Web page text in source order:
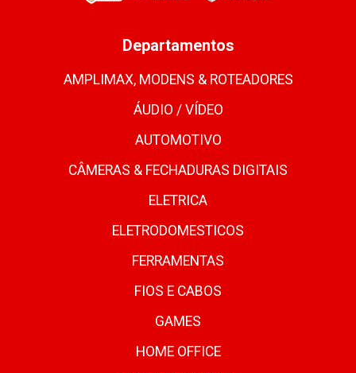
Departamentos
AMPLIMAX, MODENS & ROTEADORES
ÁUDIO / VÍDEO
AUTOMOTIVO
CÂMERAS & FECHADURAS DIGITAIS
ELETRICA
ELETRODOMESTICOS
FERRAMENTAS
FIOS E CABOS
GAMES
HOME OFFICE